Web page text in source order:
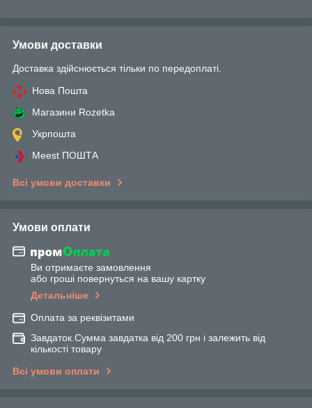
Умови доставки
Доставка здійснюється тільки по передоплаті.
Нова Пошта
Магазини Rozetka
Укрпошта
Meest ПОШТА
Всі умови доставки
Умови оплати
Ви отримаєте замовлення
або гроші повернуться на вашу картку
Детальніше
Оплата за реквізитами
Завдаток.Сумма завдатка від 200 грн і залежить від
кількості товару
Всі умови оплати